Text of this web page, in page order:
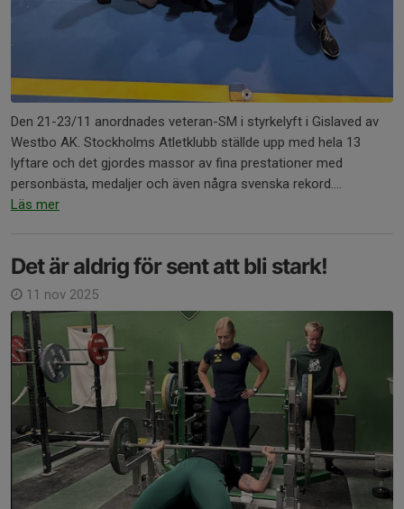
Den 21-23/11 anordnades veteran-SM i styrkelyft i Gislaved av
Westbo AK. Stockholms Atletklubb ställde upp med hela 13
lyftare och det gjordes massor av fina prestationer med
personbästa, medaljer och även några svenska rekord....
Läs mer
Det är aldrig för sent att bli stark!
11 nov 2025